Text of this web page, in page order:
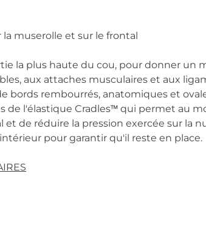
muserolle et sur le frontal
la plus haute du cou, pour donner un
aux attaches musculaires et aux
bords rembourrés, anatomiques et
de l'élastique Cradles™ qui permet au
de réduire la pression exercée sur la
pour garantir qu'il reste en place.